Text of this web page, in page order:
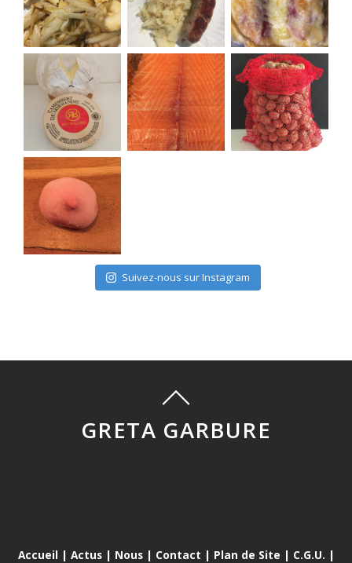
Suivez-nous sur Instagram
GRETA GARBURE
Accueil | Actus| Nous| Contact | Plan de Site | C.G.U. |